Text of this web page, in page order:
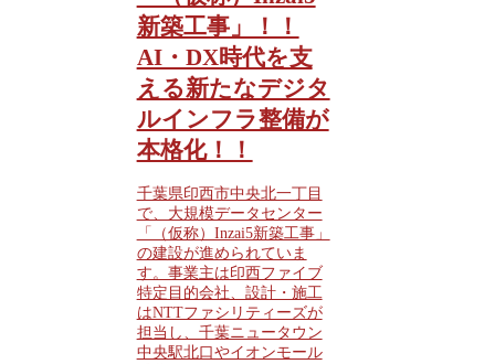
新築工事」！！
AI・DX時代を支
える新たなデジタ
ルインフラ整備が
本格化！！
千葉県印西市中央北一丁目
で、大規模データセンター
「（仮称）Inzai5新築工事」
の建設が進められていま
す。事業主は印西ファイブ
特定目的会社、設計・施工
はNTTファシリティーズが
担当し、千葉ニュータウン
中央駅北口やイオンモール